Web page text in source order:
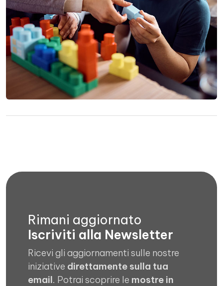
Rimani aggiornato
Iscriviti alla Newsletter
Ricevi gli aggiornamenti sulle nostre
iniziative direttamente sulla tua
email. Potrai scoprire le mostre in